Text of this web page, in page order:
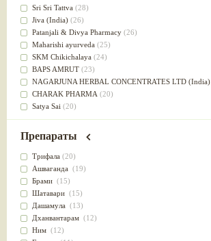
Для сердца(32)
Для сосудов головного мозга
Для полости рта(32)
Дефицит железа(31)
Для лица(31)
Употребление в пищу
Ароматерапия(29)
Жаропонижающее(29)
для памяти(28)
для почек(28)
Слабительное (28)
Афродизиак(27)
Напитки(27)
Для йоги (27)
Для потенции(26)
Для душа(25)
для концентрации внимания
при нарушении эрекции
Sri Sri Tattva (28)
Jiva (India) (26)
Patanjali & Divya Pharmacy (26)
Maharishi ayurveda (25)
SKM Chikichalaya (24)
BAPS AMRUT (23)
NAGARJUNA HERBAL CONCENTRATES LTD (India)
CHARAK PHARMA (20)
Satya Sai (20)
Vyas(20)
Kerala Ayurveda
(19)
Organic India pvt ltd
Lalita(16)
Ashtang Herbals
Alarsin(14)
Vasu Health care
Baraka(13)
Dabur India Ltd
Препараты
Трифала (20)
Ашваганда (19)
Брами (15)
Шатавари (15)
Дашамула (13)
Дханвантарам (12)
Ним (12)